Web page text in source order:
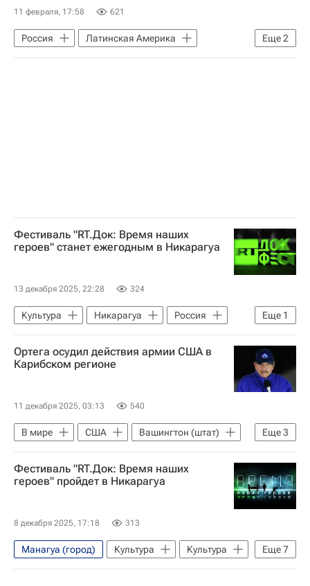
ООН
Вооруженные силы Украины
11 февраля, 17:58 621
Еще2
Россия
Латинская Америка
Бразилия
Игорь Бутман
Фестиваль "RT.Док: Время наших
героев" станет ежегодным в Никарагуа
13 декабря 2025, 22:28 324
Еще 1
Культура Никарагуа
Россия
Телеканал RT
Ортега осудил действия армии США в
Карибском регионе
11 декабря 2025, 03:13 540
Еще3
В мире США
Вашингтон (штат)
Никарагуа
Даниэль Ортега
Николас Мадуро
Фестиваль "RT.Док: Время наших
героев" пройдет в Никарагуа
8 декабря 2025, 17:18 313
Еще7
Манагуа (город) Культура
Культура
что посмотреть
Большой театр